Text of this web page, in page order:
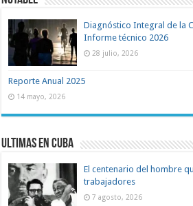
Diagnóstico Integral de la
Informe técnico 2026
28 julio, 2026
Reporte Anual 2025
14 mayo, 2026
Ultimas en Cuba
El centenario del hombre
trabajadores
7 agosto, 2026